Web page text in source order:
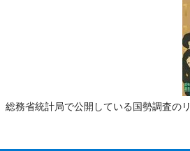
総務省統計局で公開している国勢調査の